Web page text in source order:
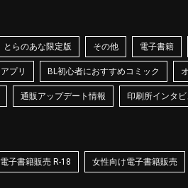
とらのあな限定版 その他 電子書籍
アプリ BL初心者におすすめコミック
通販アップデート情報 印刷所インタ
電子書籍販売 R-18 女性向け電子書籍販売